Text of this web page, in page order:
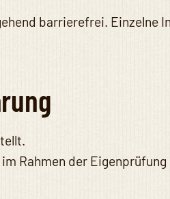
barrierefrei. Einzelne
Rahmen der